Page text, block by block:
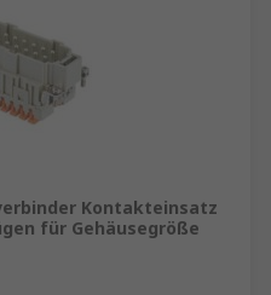
Kontakteinsatz
für Gehäusegröße